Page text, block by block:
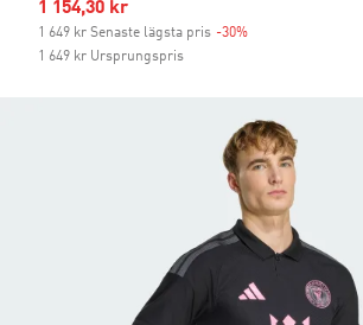
Reapris
1 154,30 kr
1 649 kr Senaste lägsta pris -30%
1 649 kr Ursprungspris